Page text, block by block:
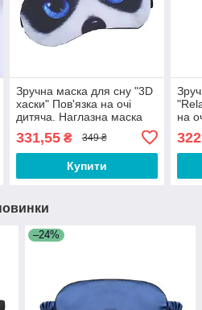
Зручна маска для сну "3D
хаски" Пов'язка на очі
дитяча. Наглазна маска
331,55₴ 349 ₴
Купити
на
–24%